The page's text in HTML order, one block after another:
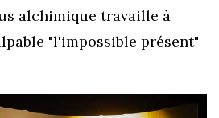
alchimique travaille à
"l'impossible présent"